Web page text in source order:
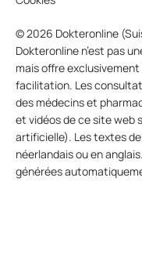
© 2026 Dokteronline
Dokteronline n’est pas
mais offre
facilitation. Les
des médecins et
et vidéos de ce site web
artificielle). Les textes
néerlandais ou en
générées